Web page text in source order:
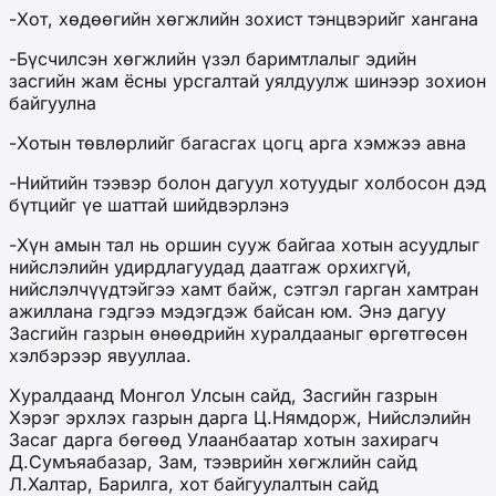
-Хот, хөдөөгийн хөгжлийн зохист тэнцвэрийг хангана
-Бүсчилсэн хөгжлийн үзэл баримтлалыг эдийн
засгийн жам ёсны урсгалтай уялдуулж шинээр зохион
байгуулна
-Хотын төвлөрлийг багасгах цогц арга хэмжээ авна
-Нийтийн тээвэр болон дагуул хотуудыг холбосон дэд
бүтцийг үе шаттай шийдвэрлэнэ
-Хүн амын тал нь оршин сууж байгаа хотын асуудлыг
нийслэлийн удирдлагуудад даатгаж орхихгүй,
нийслэлчүүдтэйгээ хамт байж, сэтгэл гарган хамтран
ажиллана гэдгээ мэдэгдэж байсан юм. Энэ дагуу
Засгийн газрын өнөөдрийн хуралдааныг өргөтгөсөн
хэлбэрээр явууллаа.
Хуралдаанд Монгол Улсын сайд, Засгийн газрын
Хэрэг эрхлэх газрын дарга Ц.Нямдорж, Нийслэлийн
Засаг дарга бөгөөд Улаанбаатар хотын захирагч
Д.Сумъяабазар, Зам, тээврийн хөгжлийн сайд
Л.Халтар, Барилга, хот байгуулалтын сайд